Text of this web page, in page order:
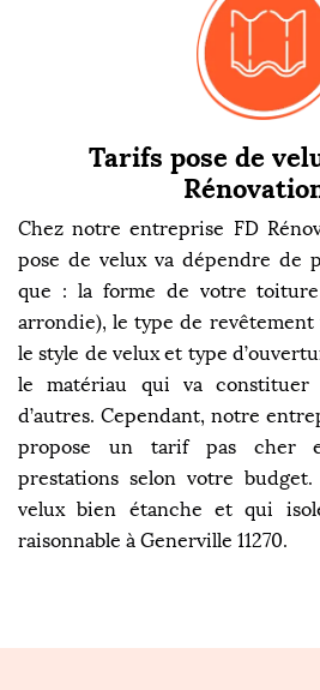
Tarifs pose de
Chez notre entreprise FD
pose de velux va dépendre de
que : la forme de votre
arrondie), le type de revêtement
le style de velux et type
le matériau qui va
d’autres. Cependant, notre
propose un tarif pas cher
prestations selon votre
velux bien étanche et qui
raisonnable à Generville 11270.